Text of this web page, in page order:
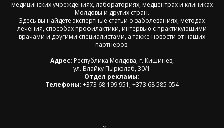
медицинских учреждениях, лабораториях, медцентрах и клиниках
Молдовы и других стран.
Здесь вы найдете экспертные статьи о заболеваниях, методах
лечения, способах профилактики, интервью с практикующими
врачами и другими специалистами, а также новости от наших
партнеров.
Адрес: Республика Молдова, г. Кишинев,
ул. Влайку Пыркэлаб, 30/1
Отдел рекламы:
Телефоны: +373 68 199 951; +373 68 585 054